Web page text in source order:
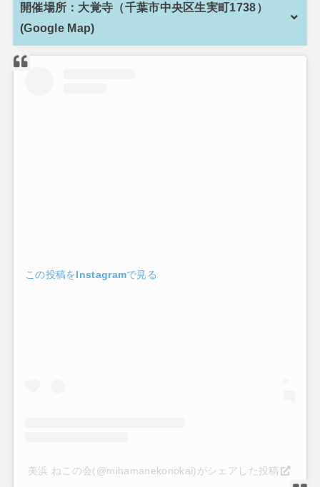
開催場所：大覚寺（千葉市中央区生実町1738）
(Google Map)
この投稿をInstagramで見る
美浜 ねこの会(@mihamanekonokai)がシェアした投稿